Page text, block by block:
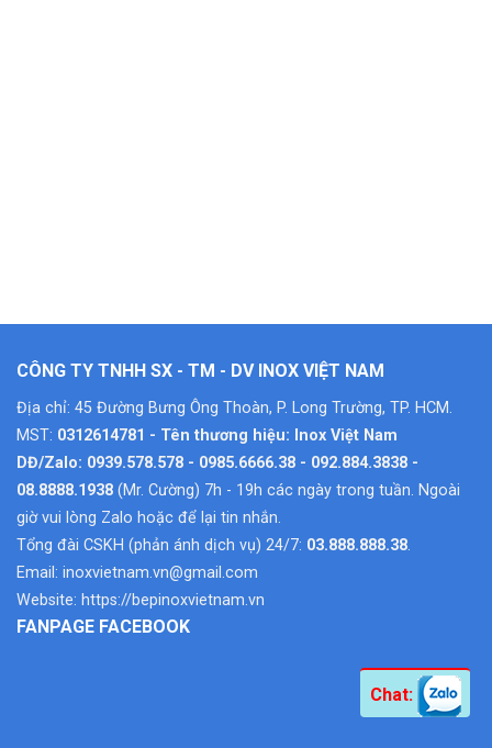
CÔNG TY TNHH SX - TM - DV INOX VIỆT NAM
Địa chỉ: 45 Đường Bưng Ông Thoàn, P. Long Trường, TP. HCM.
MST: 0312614781 - Tên thương hiệu: Inox Việt Nam
DĐ/Zalo: 0939.578.578 - 0985.6666.38 - 092.884.3838 -
08.8888.1938 (Mr. Cường) 7h - 19h các ngày trong tuần. Ngoài
giờ vui lòng Zalo hoặc để lại tin nhắn.
Tổng đài CSKH (phản ánh dịch vụ) 24/7: 03.888.888.38.
Email: inoxvietnam.vn@gmail.com
Website: https://bepinoxvietnam.vn
FANPAGE FACEBOOK
Chat: